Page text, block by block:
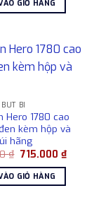
2.390.000 ₫.
GIỎ HÀNG
BÚT BI
Hero 1780 cao
kèm hộp và
hãng
₫ Giá
là:
1.080.000 ₫.
715.000 ₫Giá
hiện
GIỎ HÀNG